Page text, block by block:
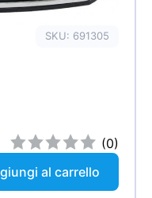
SKU: 691305
(0)
al carrello